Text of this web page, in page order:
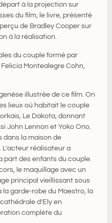
à la projection sur
du film, le livre, présenté
de Bradley Cooper sur
à la réalisation.
du couple formé par
Montealegre Cohn,
illustrée de ce film. On
lieux où habitait le couple
Le Dakota, donnant
John Lennon et Yoko Ono.
dans la maison de
réalisateur a
part des enfants du couple.
le maquillage avec un
principal vieillissant sous
la garde-robe du Maestro, la
d’Ely en
complète du